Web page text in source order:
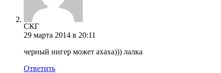
СКГ
29 марта 2014 в 20:11
черный нигер может ахаха))) лалка
Ответить